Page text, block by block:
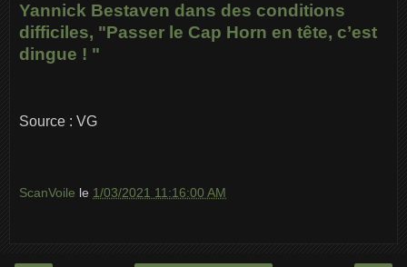
Yannick Bestaven dans des conditions
difficiles, "Passer le Cap Horn en tête, c’est
dingue ! "
Source : VG
ScanVoile le 1/03/2021 11:16:00 AM